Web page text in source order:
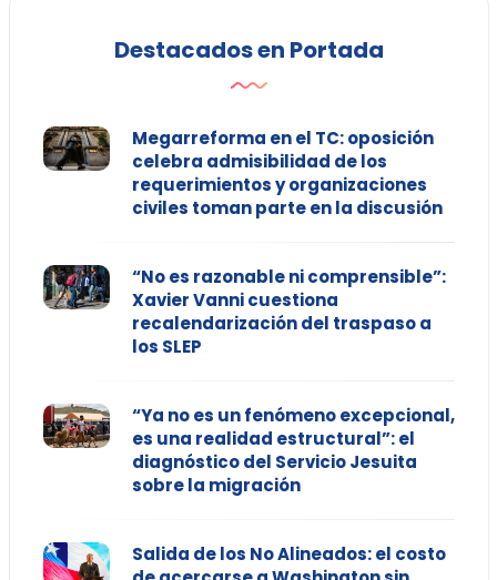
Destacados en Portada
Megarreforma en el TC: oposición
celebra admisibilidad de los
requerimientos y organizaciones
civiles toman parte en la discusión
“No es razonable ni comprensible”:
Xavier Vanni cuestiona
recalendarización del traspaso a
los SLEP
“Ya no es un fenómeno excepcional,
es una realidad estructural”: el
diagnóstico del Servicio Jesuita
sobre la migración
Salida de los No Alineados: el costo